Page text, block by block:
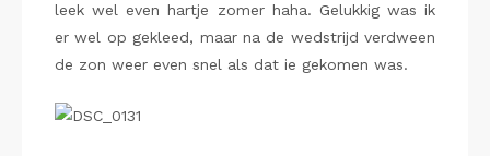
leek wel even hartje zomer haha. Gelukkig was ik
er wel op gekleed, maar na de wedstrijd verdween
de zon weer even snel als dat ie gekomen was.